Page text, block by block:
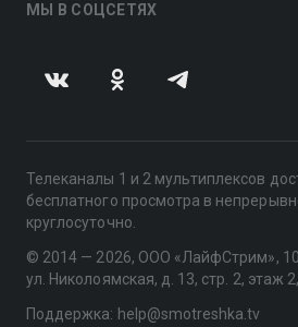
МЫ В СОЦСЕТЯХ
Телеканалы 1 и 2 мультиплексов
бесплатного просмотра в
круглосуточно.
© 2014 — 2026, ООО «ЛайфСтрим»,
ул. Николоямская, д. 13, стр. 2, этаж
Поддержка: help@smotreshka.tv